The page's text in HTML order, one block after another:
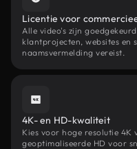
Licentie voor
Alle video's zijn
klantprojecten, websites en
naamsvermelding vereist.
4K- en HD-kwaliteit
Kies voor hoge resolutie
geoptimaliseerde HD voor